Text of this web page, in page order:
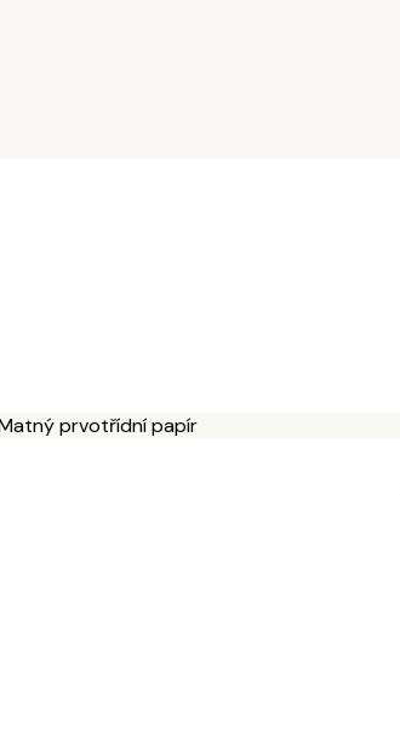
prvotřídní papír